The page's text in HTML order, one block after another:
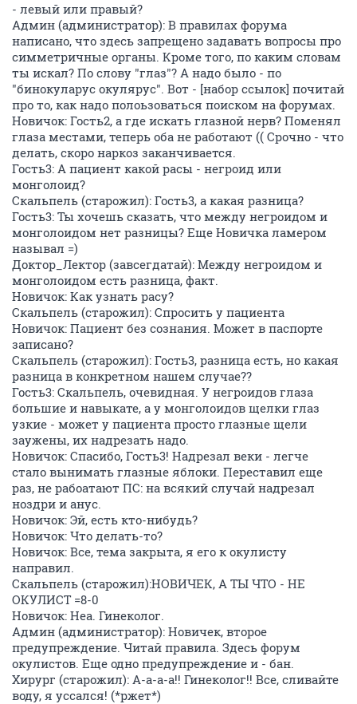
- левый или правый?
Админ (администратор): В правилах форума
написано, что здесь запрещено задавать вопросы про
симметричные органы. Кроме того, по каким словам
ты искал? По слову "глаз"? А надо было - по
"бинокуларус окулярус". Вот - [набор ссылок] почитай
про то, как надо полоьзоваться поиском на форумах.
Новичок: Гость2, а где искать глазной нерв? Поменял
глаза местами, теперь оба не работают (( Срочно - что
делать, скоро наркоз заканчивается.
Гость3: А пациент какой расы - негроид или
монголоид?
Скальпель (старожил): Гость3, а какая разница?
Гость3: Ты хочешь сказать, что между негроидом и
монголоидом нет разницы? Еще Новичка ламером
называл =)
Доктор_Лектор (завсегдатай): Между негроидом и
монголоидом есть разница, факт.
Новичок: Как узнать расу?
Скальпель (старожил): Спросить у пациента
Новичок: Пациент без сознания. Может в паспорте
записано?
Скальпель (старожил): Гость3, разница есть, но какая
разница в конкретном нашем случае??
Гость3: Скальпель, очевидная. У негроидов глаза
большие и навыкате, а у монголоидов щелки глаз
узкие - может у пациента просто глазные щели
заужены, их надрезать надо.
Новичок: Спасибо, Гость3! Надрезал веки - легче
стало вынимать глазные яблоки. Переставил еще
раз, не рабоатают ПС: на всякий случай надрезал
ноздри и анус.
Новичок: Эй, есть кто-нибудь?
Новичок: Что делать-то?
Новичок: Все, тема закрыта, я его к окулисту
направил.
Скальпель (старожил):НОВИЧЕК, А ТЫ ЧТО - НЕ
ОКУЛИСТ =8-0
Новичок: Неа. Гинеколог.
Админ (администратор): Новичек, второе
предупреждение. Читай правила. Здесь форум
окулистов. Еще одно предупреждение и - бан.
Хирург (старожил): А-а-а-а!! Гинеколог!! Все, сливайте
воду, я уссался! (*ржет*)